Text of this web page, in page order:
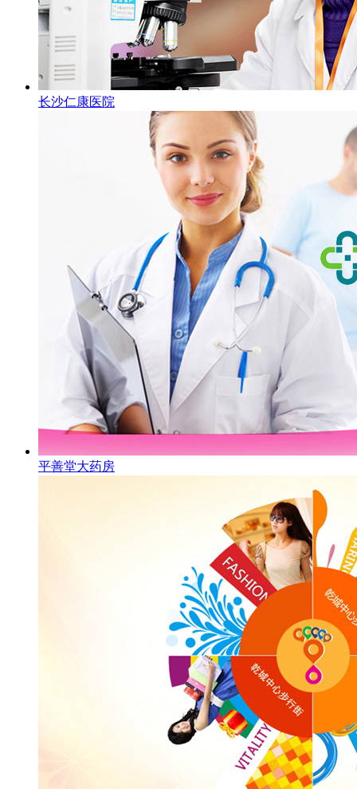
长沙仁康医院
平善堂大药房